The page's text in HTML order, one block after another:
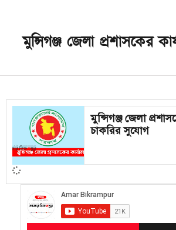
মুন্সিগঞ্জ জেলা প্রশাসকের
মুন্সিগঞ্জ জেলা
চাকরির সুযোগ